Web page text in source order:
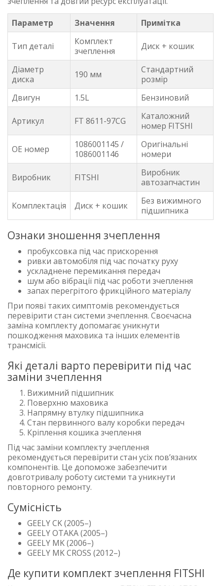
Параметр
Значення Примітка
Тип деталі
Комплект
зчеплення
Диск + кошик
Діаметр
диска
190 мм
Стандартний
розмір
Двигун
1.5L Бензиновий
Артикул FT 8611-97CG
Каталожний
номер FITSHI
OE номер
1086001145 /
1086001146
Оригінальні
номери
Виробник FITSHI
Виробник
автозапчастин
Комплектація Диск + кошик
Без вижимного
підшипника
Ознаки зношення зчеплення
пробуксовка під час прискорення
ривки автомобіля під час початку руху
ускладнене перемикання передач
шум або вібрації під час роботи зчеплення
запах перегрітого фрикційного матеріалу
При появі таких симптомів рекомендується
перевірити стан системи зчеплення. Своєчасна
заміна комплекту допомагає уникнути
пошкодження маховика та інших елементів
трансмісії.
Які деталі варто перевірити під час
заміни зчеплення
Вижимний підшипник
Поверхню маховика
Напрямну втулку підшипника
Стан первинного валу коробки передач
Кріплення кошика зчеплення
Під час заміни комплекту зчеплення
рекомендується перевірити стан усіх пов’язаних
компонентів. Це допоможе забезпечити
довготривалу роботу системи та уникнути
повторного ремонту.
Сумісність
GEELY CK (2005–)
GEELY OTAKA (2005–)
GEELY MK (2006–)
GEELY MK CROSS (2012–)
Де купити комплект зчеплення FITSHI